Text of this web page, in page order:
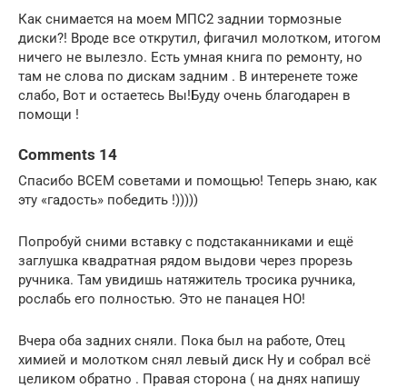
Как снимается на моем МПС2 заднии тормозные
диски?! Вроде все открутил, фигачил молотком, итогом
ничего не вылезло. Есть умная книга по ремонту, но
там не слова по дискам задним . В интеренете тоже
слабо, Вот и остаетесь Вы!Буду очень благодарен в
помощи !
Comments 14
Спасибо ВСЕМ советами и помощью! Теперь знаю, как
эту «гадость» победить !)))))
Попробуй сними вставку с подстаканниками и ещё
заглушка квадратная рядом выдови через прорезь
ручника. Там увидишь натяжитель тросика ручника,
рослабь его полностью. Это не панацея НО!
Вчера оба задних сняли. Пока был на работе, Отец
химией и молотком снял левый диск Ну и собрал всё
целиком обратно . Правая сторона ( на днях напишу